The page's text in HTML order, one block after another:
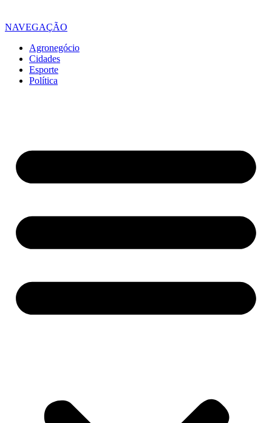
NAVEGAÇÃO
Agronegócio
Cidades
Esporte
Política